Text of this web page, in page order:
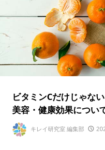
ビタミンCだけじゃな
美容・健康効果につい
キレイ研究室 編集部